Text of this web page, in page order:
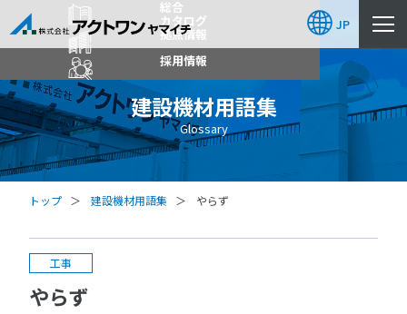
総合
カタログ
拠点情報
採用情報
JP
建設機材用語集
Glossary
トップ 建設機材用語集 やらず
工事
やらず